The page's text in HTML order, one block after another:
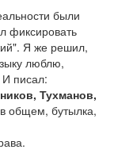
были
фиксировать
Я же решил,
люблю,
И писал:
Тухманов,
общем, бутылка,